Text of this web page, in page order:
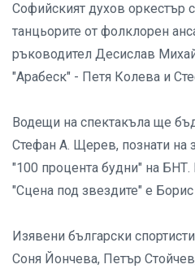
Софийският духов оркестър
танцьорите от фолклорен
ръководител Десислав
"Арабеск" - Петя Колева и
Водещи на спектакъла ще
Стефан А. Щерев, познати на
"100 процента будни" на
"Сцена под звездите" е
Изявени български
Соня Йончева, Петър